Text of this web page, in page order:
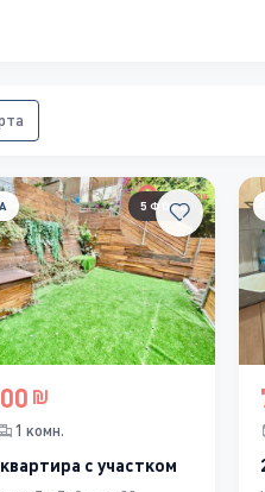
5 ФОТО
1 комн.
с участком